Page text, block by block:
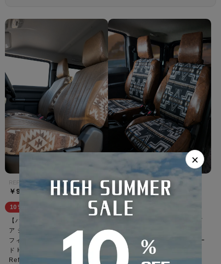
REFINAD HERITAGE FIELD
￥95,400
10％OFF
【ハイサマsale】ヴェルファイ
ア シートカバー 全席セット レ
フィナード ヘリテージフィール
ド Heritage Field Series
Refinad
Sandiiカチナ
￥88,200
10％OFF
【ハイサマsale】ヴェルファイ
ア シートカバー Native
Americansテイスト×PUレザー
全席セット [Sandii サンディ]
カチナ
×